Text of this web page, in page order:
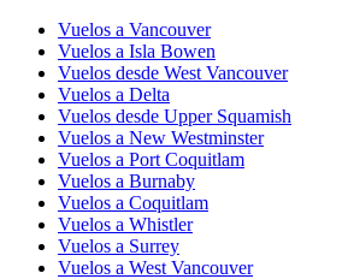
Vuelos a Vancouver
Vuelos a Isla Bowen
Vuelos desde West Vancouver
Vuelos a Delta
Vuelos desde Upper Squamish
Vuelos a New Westminster
Vuelos a Port Coquitlam
Vuelos a Burnaby
Vuelos a Coquitlam
Vuelos a Whistler
Vuelos a Surrey
Vuelos a West Vancouver